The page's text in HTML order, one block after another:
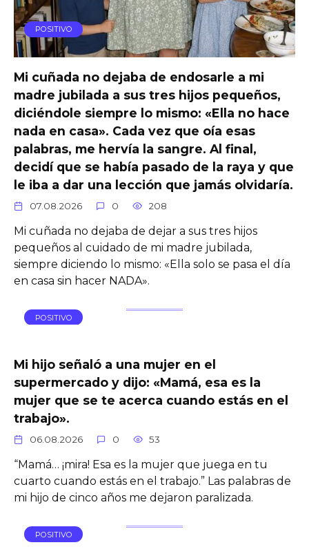
POSITIVO
Mi cuñada no dejaba de endosarle a mi
madre jubilada a sus tres hijos pequeños,
diciéndole siempre lo mismo: «Ella no hace
nada en casa». Cada vez que oía esas
palabras, me hervía la sangre. Al final,
decidí que se había pasado de la raya y que
le iba a dar una lección que jamás olvidaría.
07.08.2026 0 208
Mi cuñada no dejaba de dejar a sus tres hijos
pequeños al cuidado de mi madre jubilada,
siempre diciendo lo mismo: «Ella solo se pasa el día
en casa sin hacer NADA».
POSITIVO
Mi hijo señaló a una mujer en el
supermercado y dijo: «Mamá, esa es la
mujer que se te acerca cuando estás en el
trabajo».
06.08.2026 0 53
“Mamá… ¡mira! Esa es la mujer que juega en tu
cuarto cuando estás en el trabajo.” Las palabras de
mi hijo de cinco años me dejaron paralizada.
POSITIVO